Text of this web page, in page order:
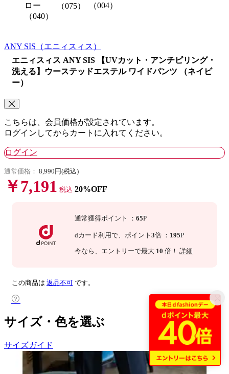
ロー
（040）
（075）
（004）
ANY SIS （エニィスィス）
エニィスィス ANY SIS 【UVカット・アンチピリング・
洗える】ウーステッドエステル ワイドパンツ （ネイビ
ー）
こちらは、会員価格が設定されています。
ログインしてからカートに入れてください。
ログイン
通常価格： 8,990円(税込)
￥7,191 税込 20%OFF
通常獲得ポイント ：65P
dカード利用で、ポイント3倍 ： 195P
今なら 、エントリーで最大 10 倍！詳細
この商品は 返品不可 です。
サイズ・色を選ぶ
サイズガイド